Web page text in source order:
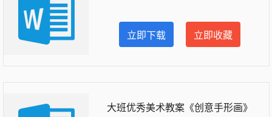
立即下载 立即收藏
大班优秀美术教案《创意手形画》